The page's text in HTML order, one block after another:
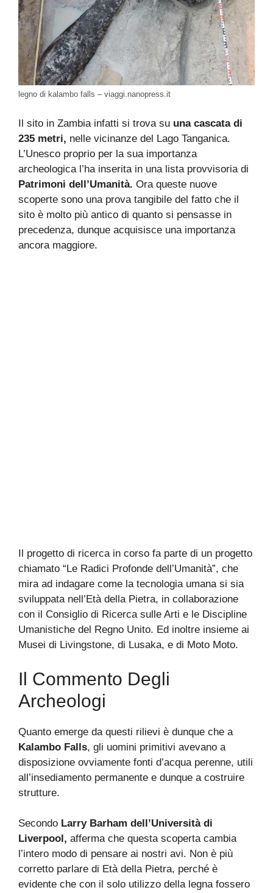
legno di kalambo falls – viaggi.nanopress.it
Il sito in Zambia infatti si trova su una cascata di
235 metri, nelle vicinanze del Lago Tanganica.
L’Unesco proprio per la sua importanza
archeologica l’ha inserita in una lista provvisoria di
Patrimoni dell’Umanità. Ora queste nuove
scoperte sono una prova tangibile del fatto che il
sito è molto più antico di quanto si pensasse in
precedenza, dunque acquisisce una importanza
ancora maggiore.
Il progetto di ricerca in corso fa parte di un progetto
chiamato “Le Radici Profonde dell’Umanità”, che
mira ad indagare come la tecnologia umana si sia
sviluppata nell’Età della Pietra, in collaborazione
con il Consiglio di Ricerca sulle Arti e le Discipline
Umanistiche del Regno Unito. Ed inoltre insieme ai
Musei di Livingstone, di Lusaka, e di Moto Moto.
Il Commento Degli
Archeologi
Quanto emerge da questi rilievi è dunque che a
Kalambo Falls, gli uomini primitivi avevano a
disposizione ovviamente fonti d’acqua perenne, utili
all’insediamento permanente e dunque a costruire
strutture.
Secondo Larry Barham dell’Università di
Liverpool, afferma che questa scoperta cambia
l’intero modo di pensare ai nostri avi. Non è più
corretto parlare di Età della Pietra, perché è
evidente che con il solo utilizzo della legna fossero